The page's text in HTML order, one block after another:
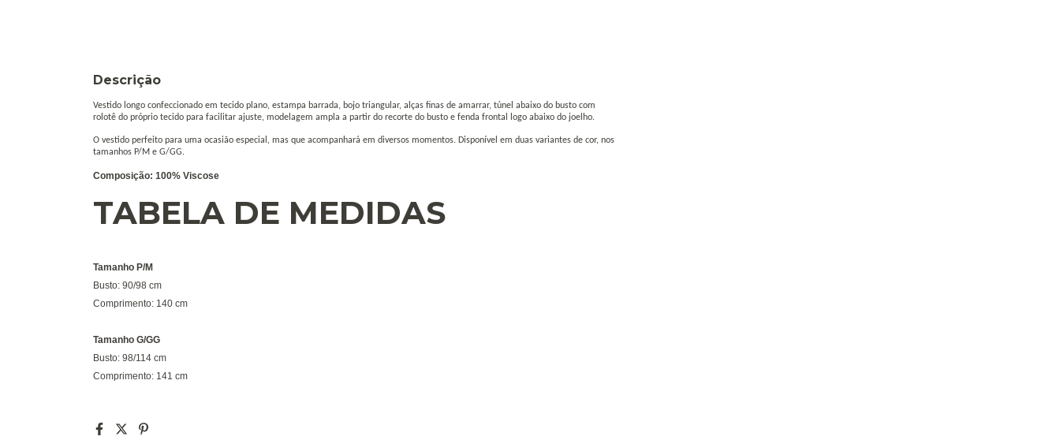
Descrição
Vestido longo confeccionado em tecido plano, estampa barrada, bojo triangular, alças finas de amarrar, túnel abaixo do busto com
rolotê do próprio tecido para facilitar ajuste, modelagem ampla a partir do recorte do busto e fenda frontal logo abaixo do joelho.
O vestido perfeito para uma ocasião especial, mas que acompanhará em diversos momentos. Disponível em duas variantes de cor, nos
tamanhos P/M e G/GG.
Composição: 100% Viscose
TABELA DE MEDIDAS
Tamanho P/M
Busto: 90/98 cm
Comprimento: 140 cm
Tamanho G/GG
Busto: 98/114 cm
Comprimento: 141 cm